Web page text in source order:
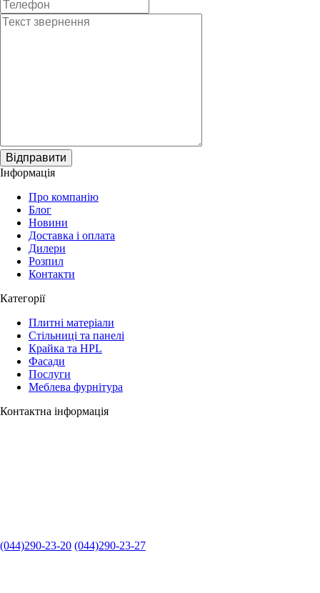
Відправити
Інформація
Про компанію
Блог
Новини
Доставка і оплата
Дилери
Розпил
Контакти
Категорії
Плитні матеріали
Стільниці та панелі
Крайка та HPL
Фасади
Послуги
Меблева фурнітура
Контактна інформація
(044)290-23-20 (044)290-23-27